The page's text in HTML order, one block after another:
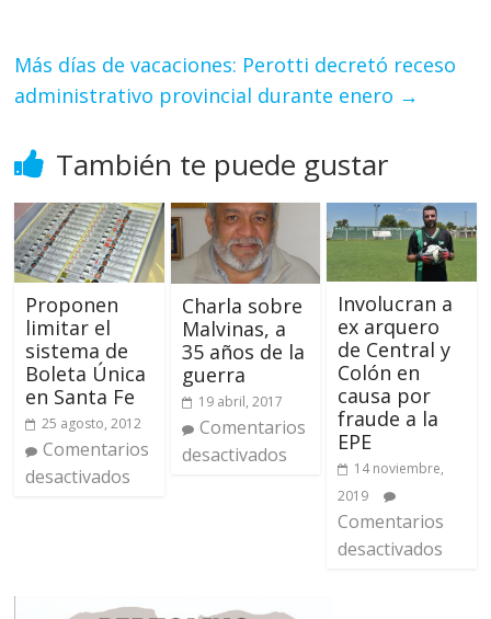
Más días de vacaciones: Perotti decretó receso
administrativo provincial durante enero →
También te puede gustar
Proponen
limitar el
sistema de
Boleta Única
en Santa Fe
25 agosto, 2012
Comentarios
desactivados
Charla sobre
Malvinas, a
35 años de la
guerra
19 abril, 2017
Comentarios
desactivados
Involucran a
ex arquero
de Central y
Colón en
causa por
fraude a la
EPE
14 noviembre,
2019
Comentarios
desactivados